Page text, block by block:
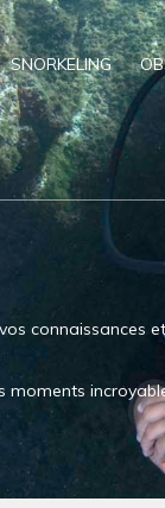
SNORKELING
connaissances et
moments